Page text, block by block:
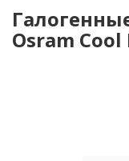
Osram